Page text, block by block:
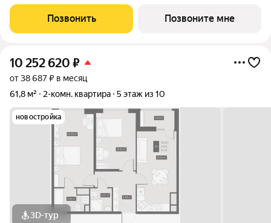
квартал «Новый Московский» в Пушкинском районе. Этот
комплекс объединит в себе
Позвонить Позвоните мне
10 252 620 ₽
от 38 687 ₽ в месяц
61,8 м²
2-комн. квартира 5 этаж из 10
новостройка
3D-тур